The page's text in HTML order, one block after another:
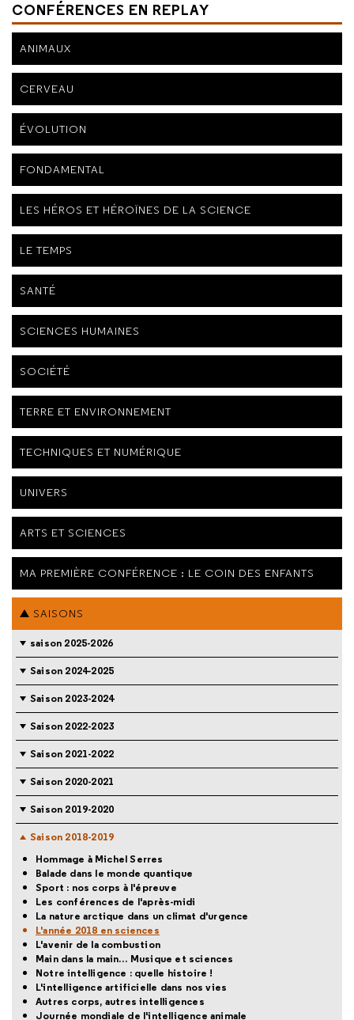
CONFÉRENCES EN REPLAY
ANIMAUX
CERVEAU
ÉVOLUTION
FONDAMENTAL
LES HÉROS ET HÉROÏNES DE LA SCIENCE
LE TEMPS
SANTÉ
SCIENCES HUMAINES
SOCIÉTÉ
TERRE ET ENVIRONNEMENT
TECHNIQUES ET NUMÉRIQUE
UNIVERS
ARTS ET SCIENCES
MA PREMIÈRE CONFÉRENCE : LE COIN DES ENFANTS
SAISONS
saison 2025-2026
Saison 2024-2025
Saison 2023-2024
Saison 2022-2023
Saison 2021-2022
Saison 2020-2021
Saison 2019-2020
Saison 2018-2019
Hommage à Michel Serres
Balade dans le monde quantique
Sport : nos corps à l'épreuve
Les conférences de l'après-midi
La nature arctique dans un climat d'urgence
L'année 2018 en sciences
L'avenir de la combustion
Main dans la main… Musique et sciences
Notre intelligence : quelle histoire !
L'intelligence artificielle dans nos vies
Autres corps, autres intelligences
Journée mondiale de l'intelligence animale